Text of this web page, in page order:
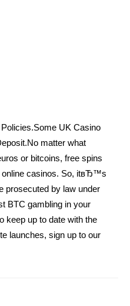
UK Casino
matter what
or bitcoins, free spins
online casinos. So, itвЂ™s
prosecuted by law under
BTC gambling in your
keep up to date with the
launches, sign up to our